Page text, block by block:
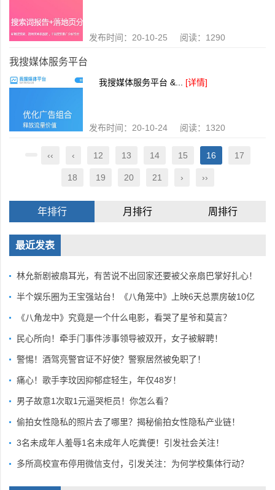
发布时间：20-10-25 阅读：1290
我搜媒体服务平台
我搜媒体服务平台 &... [详情]
发布时间：20-10-24 阅读：1320
‹‹ ‹ 12 13 14 15 16 17
18 19 20 21 › ››
年排行 月排行 周排行
最近发表
林允新剧被扇耳光，有苦说不出回家还要被父亲扇巴掌好扎心！
半个娱乐圈为王宝强站台！《八角笼中》上映6天总票房破10亿
《八角龙中》究竟是一个什么电影，看哭了星爷和莫言？
民心所向！牵手门事件涉事领导被双开，女子被解聘！
警惕！酒驾亮警官证不好使？警察居然被免职了！
痛心！歌手李玟因抑郁症轻生，年仅48岁！
男子故意1次取1元逼哭柜员！你怎么看？
偷拍女性隐私的照片去了哪里？揭秘偷拍女性隐私产业链！
3名未成年人羞辱1名未成年人吃粪便！引发社会关注！
多所高校宣布停用微信支付，引发关注：为何学校集体行动？